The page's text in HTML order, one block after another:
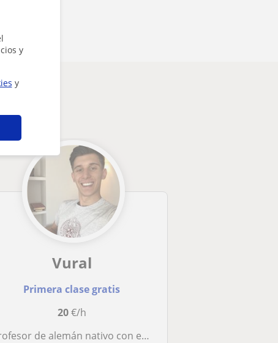
y
y
Vural
Primera clase gratis
20€/h
de alemán nativo con experiencia